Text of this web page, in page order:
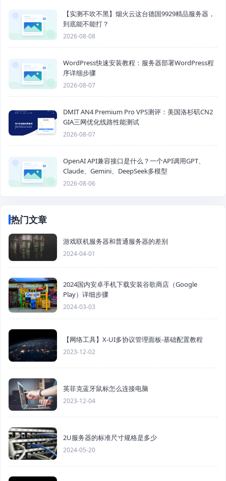
【实测不吹不黑】烟火云这台德国9929精品服务器，
到底能不能打？
2026-08-08
WordPress快速安装教程：服务器部署WordPress程
序详细步骤
2026-08-07
DMIT AN4 Premium Pro VPS测评：美国洛杉矶CN2
GIA三网优化线路性能测试
2026-08-07
OpenAI API兼容接口是什么？一个API调用GPT、
Claude、Gemini、DeepSeek多模型
2026-08-06
热门文章
游戏联机服务器和普通服务器的差别
2024-04-01
2024国内安卓手机下载安装谷歌商店（Google
Play）详细步骤
2024-03-03
【网络工具】X-UI多协议管理面板-基础配置教程
2023-12-02
英菲克蓝牙鼠标怎么连接电脑
2023-12-04
2U服务器的标准尺寸规格是多少
2024-05-20